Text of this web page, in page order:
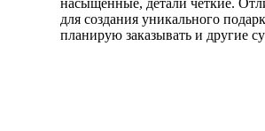
для создания уникального
планирую заказывать и другие